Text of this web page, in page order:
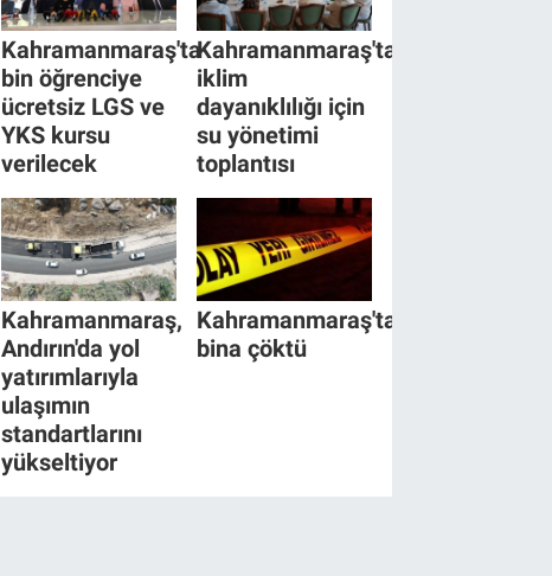
Kahramanmaraş'ta
bin öğrenciye
ücretsiz LGS ve
YKS kursu
verilecek
Kahramanmaraş'ta
iklim
dayanıklılığı için
su yönetimi
toplantısı
Kahramanmaraş,
Andırın'da yol
yatırımlarıyla
ulaşımın
standartlarını
yükseltiyor
Kahramanmaraş'ta
bina çöktü